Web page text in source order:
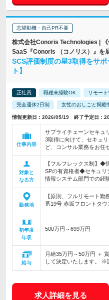
志望動機・自己PR不要
株式会社Conoris Technologies |
SaaS『Conoris （コノリス）』を
SCS評価制度の星3取得をサ
ト】
正社員 職種未経験OK リモー
完全週休2日制 女性のおしごと掲載
情報更新日：2026/05/19 終了予定日：
仕事内容
サプライチェーンセキュ
3取得に向けて、セキュ
ど、コンサル業務をお任
対象と
なる方
【フルフレックス制】◆
SPの有資格者◆セキュリ
情報システム部門での
勤務地
【原則、フルリモート
番19号 赤坂フロントタ
初年度
年収
500万円～699万円
給与
月給35万円～50万円 ＋
して決定いたします。 ※
求人詳細を見る